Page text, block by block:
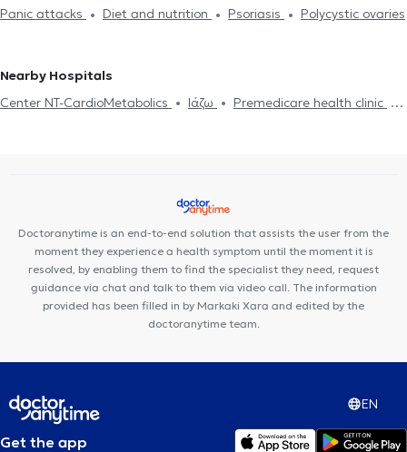
Panic attacks
Diet and nutrition Psoriasis Polycystic ovaries
Nearby Hospitals
Center NT-CardioMetabolics
Ιάζω
Premedicare health clinic
Doctoranytime is an end-to-end solution that assists the user from the
moment they experience a health symptom until the moment it is
resolved, by enabling them to find the specialist they need, request
guidance via chat and talk to them via video call. The information
provided has been filled in by Markaki Xara and edited by the
doctoranytime team.
EN
Get the app